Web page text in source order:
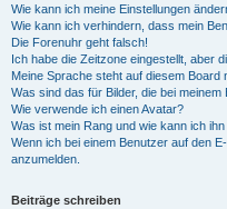
Wie kann ich meine Einstellungen
Wie kann ich verhindern, dass mein
Die Forenuhr geht falsch!
Ich habe die Zeitzone eingestellt, aber
Meine Sprache steht auf diesem Board
Was sind das für Bilder, die bei
Wie verwende ich einen Avatar?
Was ist mein Rang und wie kann ich
Wenn ich bei einem Benutzer auf den
anzumelden.
Beiträge schreiben